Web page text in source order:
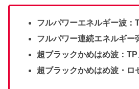
フルパワーエネルギー波：
フルパワー連続エネルギー
超ブラックかめはめ波：
超ブラックかめはめ波・ロ